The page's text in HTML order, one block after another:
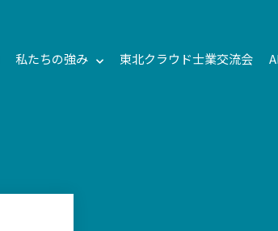
私たちの強み 東北クラウド士業交流会